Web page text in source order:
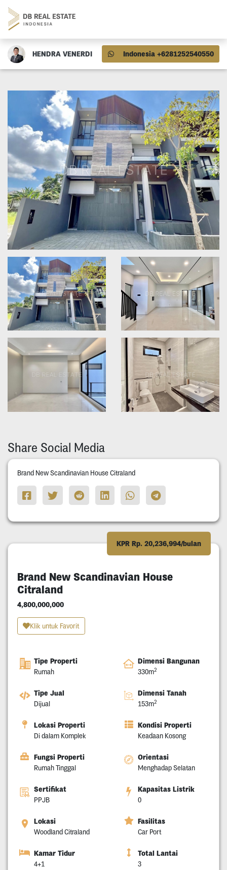
HENDRA VENERDI Indonesia +6281252540550
Share Social Media
Brand New Scandinavian House Citraland
KPR Rp. 20,236,994/bulan
Brand New Scandinavian House
Citraland
4,800,000,000
Klik untuk Favorit
Tipe Properti
Rumah
Dimensi Bangunan
330m2
Tipe Jual
Dijual
Dimensi Tanah
153m2
Lokasi Properti
Di dalam Komplek
Kondisi Properti
Keadaan Kosong
Fungsi Properti
Rumah Tinggal
Orientasi
Menghadap Selatan
Sertifikat
PPJB
Kapasitas Listrik
0
Lokasi
Woodland Citraland
Fasilitas
Car Port
Kamar Tidur
4+1
Total Lantai
3